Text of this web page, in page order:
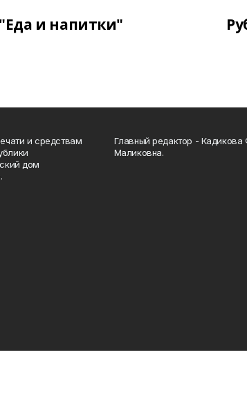
и напитки"
и средствам
дом
Главный редактор - Кадикова
Маликовна.